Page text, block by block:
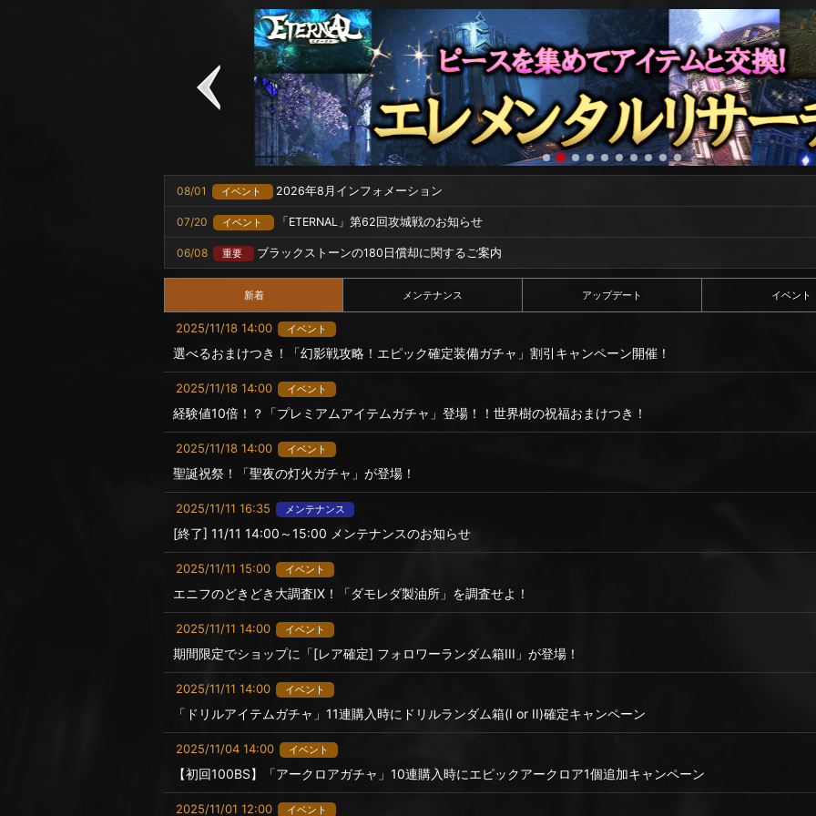
08/01 イベント 2026年8月インフォメーション
07/20 イベント 「ETERNAL」第62回攻城戦のお知らせ
06/08 重要 ブラックストーンの180日償却に関するご案内
新着 メンテナンス アップデート イベント
2025/11/18 14:00 イベント
選べるおまけつき！「幻影戦攻略！エピック確定装備ガチャ」割引キャンペーン開催！
2025/11/18 14:00 イベント
経験値10倍！？「プレミアムアイテムガチャ」登場！！世界樹の祝福おまけつき！
2025/11/18 14:00 イベント
聖誕祝祭！「聖夜の灯火ガチャ」が登場！
2025/11/11 16:35 メンテナンス
[終了] 11/11 14:00～15:00 メンテナンスのお知らせ
2025/11/11 15:00 イベント
エニフのどきどき大調査IX！「ダモレダ製油所」を調査せよ！
2025/11/11 14:00 イベント
期間限定でショップに「[レア確定] フォロワーランダム箱III」が登場！
2025/11/11 14:00 イベント
「ドリルアイテムガチャ」11連購入時にドリルランダム箱(I or II)確定キャンペーン
2025/11/04 14:00 イベント
【初回100BS】「アークロアガチャ」10連購入時にエピックアークロア1個追加キャンペーン
2025/11/01 12:00 イベント